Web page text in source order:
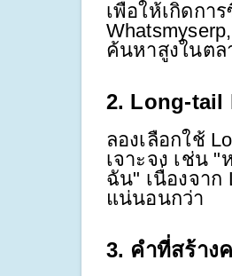
เพื่อให้เกิดกา
ค้นหาสูงในตล
2. Long-tail
ลองเลือกใช้
เจาะจง เช่น
ฉัน" เนื่องจาก
แน่นอนกว่า
3. คําที่สร้า